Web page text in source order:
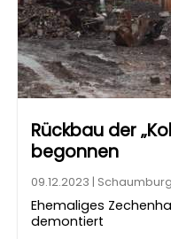
Rückbau der
begonnen
09.12.2023 |
Ehemaliges
demontiert